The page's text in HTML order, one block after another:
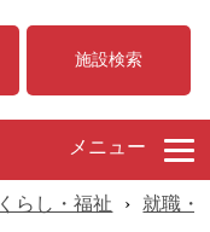
施設検索
メニュー
くらし・福祉 › 就職・